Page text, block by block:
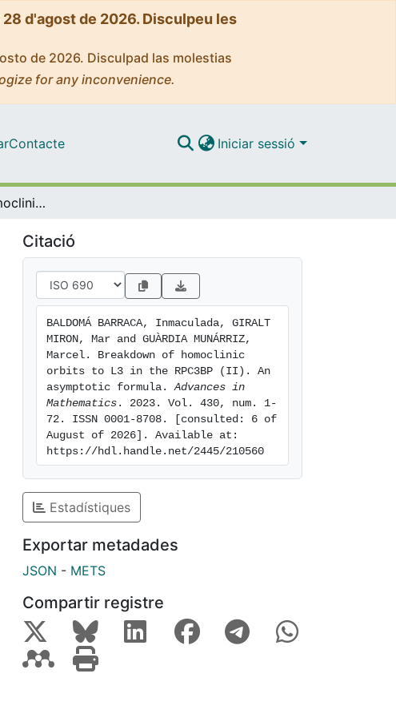
d'agost de 2026. Disculpeu les
de 2026. Disculpad las molestias
for any inconvenience.
Contacte Iniciar sessió
Breakdown of homoclinic orbits to L3 in the RPC3BP (II). An asymptotic formula
Citació
BALDOMÁ BARRACA, Inmaculada, GIRALT
MIRON, Mar and GUÀRDIA MUNÁRRIZ,
Marcel. Breakdown of homoclinic
orbits to L3 in the RPC3BP (II). An
asymptotic formula. Advances in
Mathematics . 2023. Vol. 430, num. 1-
72. ISSN 0001-8708. [consulted: 6 of
August of 2026]. Available at:
https://hdl.handle.net/2445/210560
Estadístiques
Exportar metadades
JSON - METS
Compartir registre